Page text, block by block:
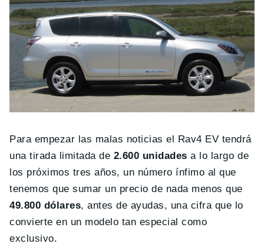
Para empezar las malas noticias el Rav4 EV tendrá
una tirada limitada de 2.600 unidades a lo largo de
los próximos tres años, un número ínfimo al que
tenemos que sumar un precio de nada menos que
49.800 dólares, antes de ayudas, una cifra que lo
convierte en un modelo tan especial como
exclusivo.